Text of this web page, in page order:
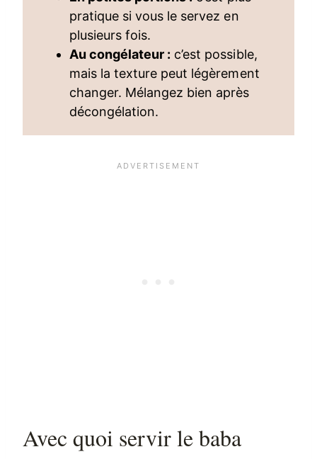
pratique si vous le servez en
plusieurs fois.
Au congélateur : c’est possible,
mais la texture peut légèrement
changer. Mélangez bien après
décongélation.
Avec quoi servir le baba